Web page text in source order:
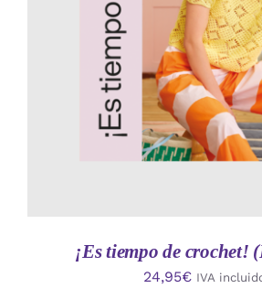
DETALLES
¡Es tiempo de crochet!
24,95€ IVA